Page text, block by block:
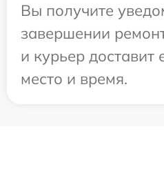
Вы получите
завершении
и курьер доставит
место и время.